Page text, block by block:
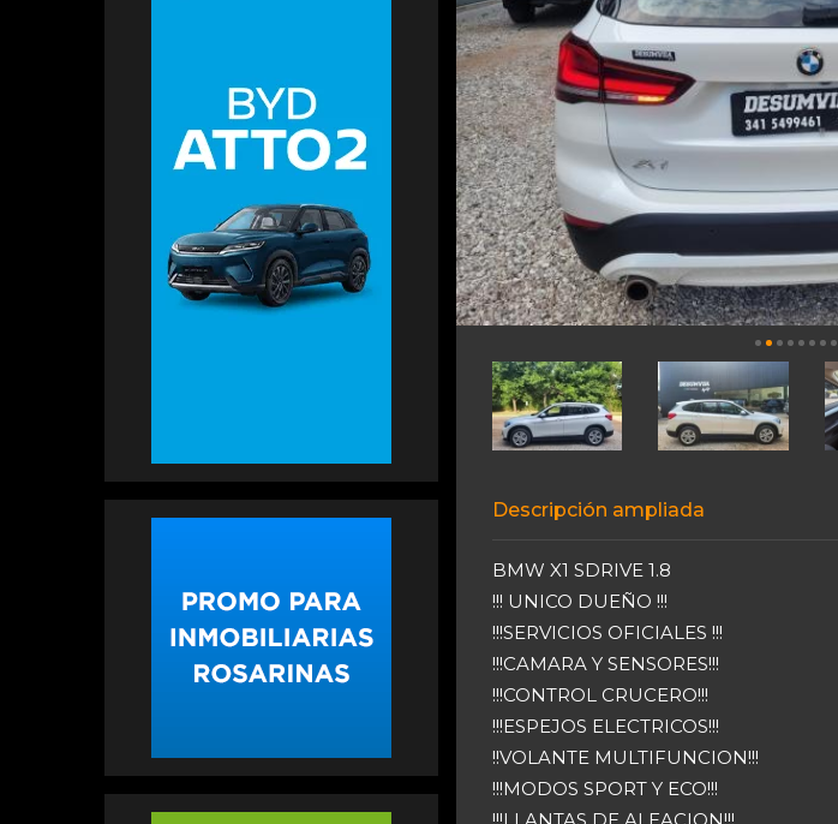
Descripción ampliada
BMW X1 SDRIVE 1.8
!!! UNICO DUEÑO !!!
!!!SERVICIOS OFICIALES !!!
!!!CAMARA Y SENSORES!!!
!!!CONTROL CRUCERO!!!
!!!ESPEJOS ELECTRICOS!!!
!!VOLANTE MULTIFUNCION!!!
!!!MODOS SPORT Y ECO!!!